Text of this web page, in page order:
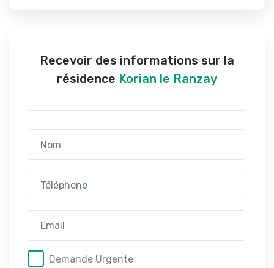
Recevoir des informations sur la
résidence Korian le Ranzay
Demande Urgente